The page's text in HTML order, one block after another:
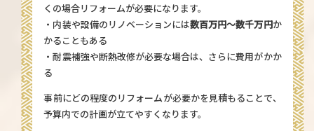
くの場合リフォームが必要になります。
・内装や設備のリノベーションには数百万円〜数千万円か
かることもある
・耐震補強や断熱改修が必要な場合は、さらに費用がかか
る
事前にどの程度のリフォームが必要かを見積もることで、
予算内での計画が立てやすくなります。